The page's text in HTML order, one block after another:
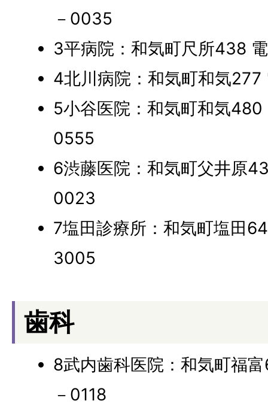
－0035
3平病院：和気町尺所438
4北川病院：和気町和気
5小谷医院：和気町和気
0555
6渋藤医院：和気町父井原
0023
7塩田診療所：和気町塩田
3005
歯科
8武内歯科医院：和気町福
－0118